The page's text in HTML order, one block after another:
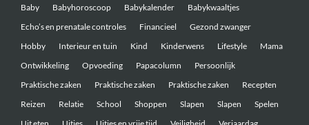
Baby Babyhoroscoop Babykalender
Babykwaaltjes
Echo’s en prenatale controles
Financieel
Gezond zwanger
Hobby
Interieur en tuin Kind Kinderwens Lifestyle
Mama
Ontwikkeling
Opvoeding Papacolumn
Persoonlijk
Praktische zaken
Praktische zaken Praktische zaken
Recepten
Reizen
Relatie School Shoppen Slapen Slapen
Spelen